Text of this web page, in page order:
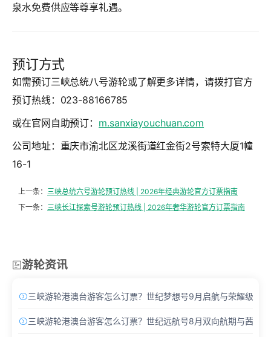
泉水免费供应等尊享礼遇。
预订方式
如需预订三峡总统八号游轮或了解更多详情，请拨打官方
预订热线： 023-88166785
或在官网自助预订： m.sanxiayouchuan.com
公司地址：重庆市渝北区龙溪街道红金街2号索特大厦1幢
16-1
上一条： 三峡总统六号游轮预订热线 | 2026年经典游轮官方订票指南
下一条： 三峡长江探索号游轮预订热线 | 2026年奢华游轮官方订票指南
 游轮资讯
三峡游轮港澳台游客怎么订票？世纪梦想号9月启航与荣耀级Pro
三峡游轮港澳台游客怎么订票？世纪远航号8月双向航期与茜茜